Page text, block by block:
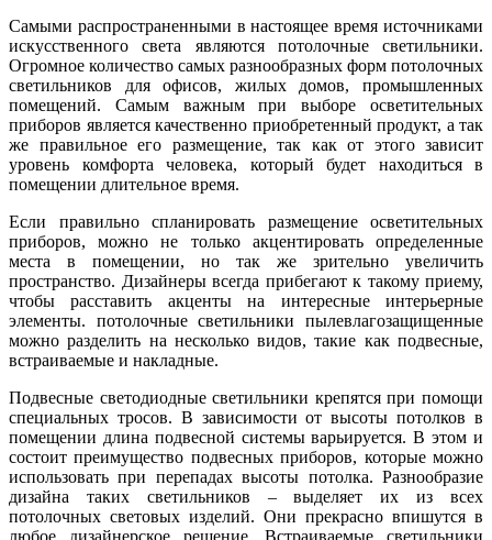
Самыми распространенными в настоящее время источниками
искусственного света являются потолочные светильники.
Огромное количество самых разнообразных форм потолочных
светильников для офисов, жилых домов, промышленных
помещений. Самым важным при выборе осветительных
приборов является качественно приобретенный продукт, а так
же правильное его размещение, так как от этого зависит
уровень комфорта человека, который будет находиться в
помещении длительное время.
Если правильно спланировать размещение осветительных
приборов, можно не только акцентировать определенные
места в помещении, но так же зрительно увеличить
пространство. Дизайнеры всегда прибегают к такому приему,
чтобы расставить акценты на интересные интерьерные
элементы. потолочные светильники пылевлагозащищенные
можно разделить на несколько видов, такие как подвесные,
встраиваемые и накладные.
Подвесные светодиодные светильники крепятся при помощи
специальных тросов. В зависимости от высоты потолков в
помещении длина подвесной системы варьируется. В этом и
состоит преимущество подвесных приборов, которые можно
использовать при перепадах высоты потолка. Разнообразие
дизайна таких светильников – выделяет их из всех
потолочных световых изделий. Они прекрасно впишутся в